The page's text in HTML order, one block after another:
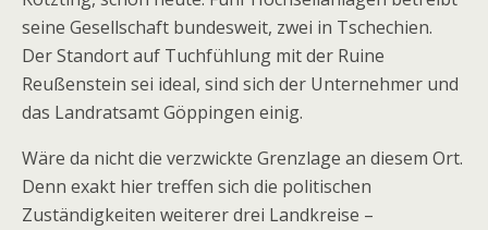
seine Gesellschaft bundesweit, zwei in Tschechien.
Der Standort auf Tuchfühlung mit der Ruine
Reußenstein sei ideal, sind sich der Unternehmer und
das Landratsamt Göppingen einig.
Wäre da nicht die verzwickte Grenzlage an diesem Ort.
Denn exakt hier treffen sich die politischen
Zuständigkeiten weiterer drei Landkreise –